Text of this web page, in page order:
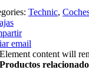
Technic,
email
Element content will
Productos